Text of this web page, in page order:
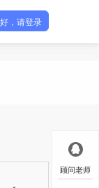
，请登录
顾问老师